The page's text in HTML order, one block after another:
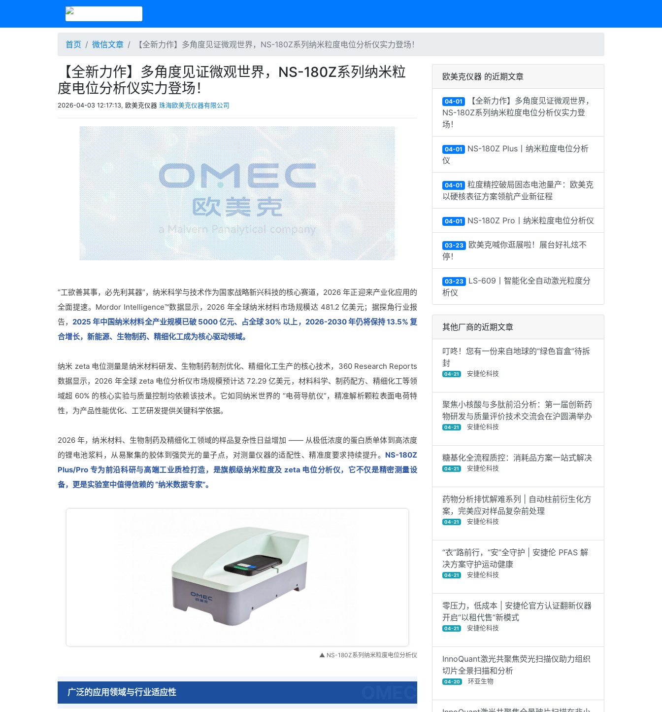
首页 微信文章 【全新力作】多角度见证微观世界，NS-180Z系列纳米粒度电位分析仪实力登场！
【全新力作】多角度见证微观世界，NS-180Z系列纳米粒
度电位分析仪实力登场！
2026-04-03 12:17:13, 欧美克仪器 珠海欧美克仪器有限公司
“工欲善其事，必先利其器”，纳米科学与技术作为国家战略新兴科技的核心赛道，2026 年正迎来产业化应用的
全面提速。Mordor Intelligence™数据显示，2026 年全球纳米材料市场规模达 481.2 亿美元；据探角行业报
告，2025 年中国纳米材料全产业规模已破 5000 亿元、占全球 30% 以上，2026-2030 年仍将保持 13.5% 复
合增长，新能源、生物制药、精细化工成为核心驱动领域。
纳米 zeta 电位测量是纳米材料研发、生物制药制剂优化、精细化工生产的核心技术，360 Research Reports
数据显示，2026 年全球 zeta 电位分析仪市场规模预计达 72.29 亿美元，材料科学、制药配方、精细化工等领
域超 60% 的核心实验与质量控制均依赖该技术。它如同纳米世界的 “电荷导航仪”，精准解析颗粒表面电荷特
性，为产品性能优化、工艺研发提供关键科学依据。
2026 年，纳米材料、生物制药及精细化工领域的样品复杂性日益增加 —— 从极低浓度的蛋白质单体到高浓度
的锂电池浆料，从易聚集的胶体到强荧光的量子点，对测量仪器的适配性、精准度要求持续提升。 NS-180Z
Plus/Pro 专为前沿科研与高端工业质检打造，是旗舰级纳米粒度及 zeta 电位分析仪，它不仅是精密测量设
备，更是实验室中值得信赖的 “纳米数据专家”。
▲ NS-180Z系列纳米粒度电位分析仪
广泛的应用领域与行业适应性
欧美克仪器 的近期文章
04-01 【全新力作】多角度见证微观世界，
NS-180Z系列纳米粒度电位分析仪实力登
场！
04-01 NS-180Z Plus丨纳米粒度电位分析
仪
04-01 粒度精控破局固态电池量产：欧美克
以硬核表征方案领航产业新征程
04-01 NS-180Z Pro丨纳米粒度电位分析仪
03-23 欧美克喊你逛展啦！展台好礼炫不
停！
03-23 LS-609丨智能化全自动激光粒度分
析仪
其他厂商的近期文章
叮咚！您有一份来自地球的“绿色盲盒”待拆
封
04-21 安捷伦科技
聚焦小核酸与多肽前沿分析：第一届创新药
物研发与质量评价技术交流会在沪圆满举办
04-21 安捷伦科技
糖基化全流程质控：消耗品方案一站式解决
04-21 安捷伦科技
药物分析排忧解难系列 | 自动柱前衍生化方
案，完美应对样品复杂前处理
04-21 安捷伦科技
“衣”路前行，“安”全守护 | 安捷伦 PFAS 解
决方案守护运动健康
04-21 安捷伦科技
零压力，低成本 | 安捷伦官方认证翻新仪器
开启“以租代售”新模式
04-21 安捷伦科技
InnoQuant激光共聚焦荧光扫描仪助力组织
切片全景扫描和分析
04-20 环亚生物